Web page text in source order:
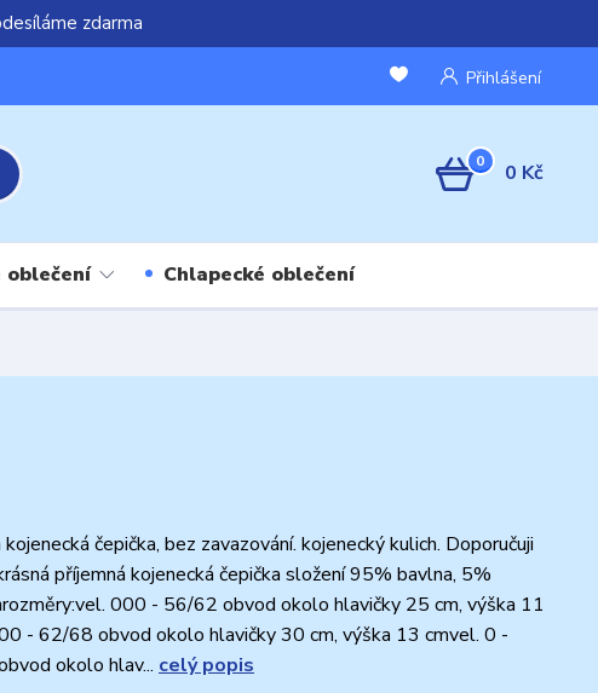
zdarma
Přihlášení
0 0 Kč
oblečení Chlapecké oblečení
čepička, bez zavazování. kojenecký kulich. Doporučuji
příjemná kojenecká čepička složení 95% bavlna, 5%
000 - 56/62 obvod okolo hlavičky 25 cm, výška 11
- 62/68 obvod okolo hlavičky 30 cm, výška 13 cmvel. 0 -
okolo hlav... celý popis